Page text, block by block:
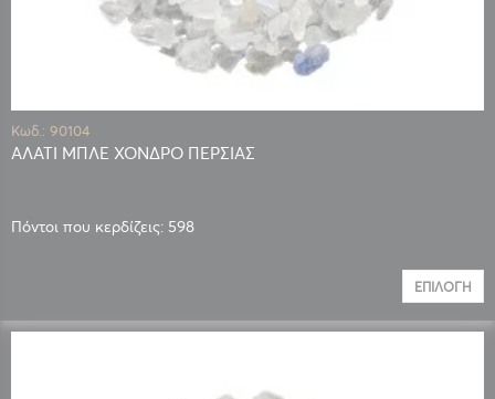
Κωδ.: 90104
ΑΛΑΤΙ ΜΠΛΕ ΧΟΝΔΡΟ ΠΕΡΣΙΑΣ
Πόντοι που κερδίζεις: 598
ΕΠΙΛΟΓΉ